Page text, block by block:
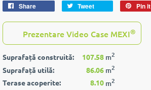
Share Tweet Pin it
Prezentare Video Case MEXI®
Suprafață construită: 107.58 m2
Suprafață utilă: 86.06 m2
Terase acoperite: 8.10 m2